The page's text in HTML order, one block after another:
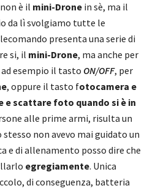
è il mini-Drone in sè, ma il
da lì svolgiamo tutte le
presenta una serie di
si, il mini-Drone, ma anche per
esempio il tasto ON/OFF, per
, oppure il tasto fotocamera e
e scattare foto quando si è in
alle prime armi, risulta un
stesso non avevo mai guidato un
e di allenamento posso dire che
egregiamente. Unica
di conseguenza, batteria